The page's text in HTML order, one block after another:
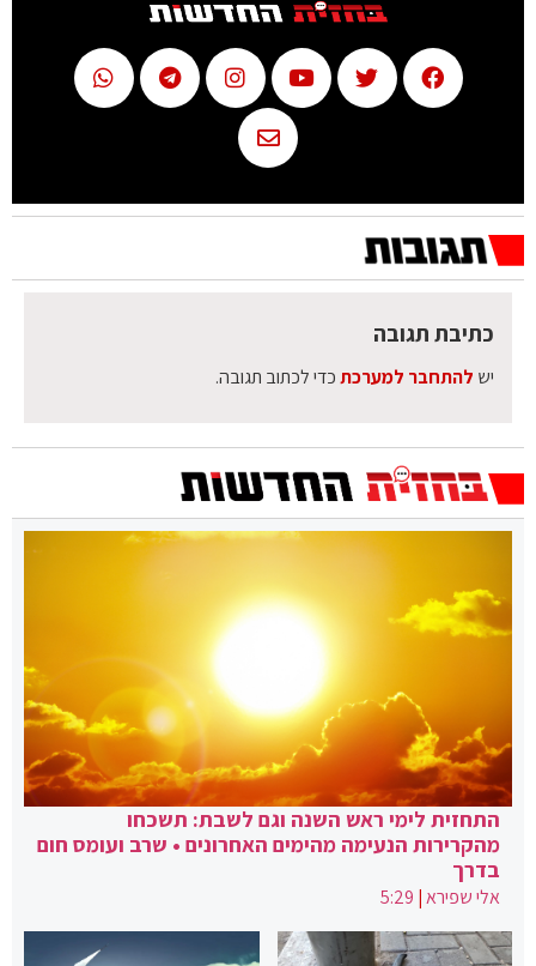
כתיבת תגובה
יש להתחבר למערכתכדי לכתוב תגובה.
התחזית לימי ראש השנה וגם לשבת: תשכחו
מהקרירות הנעימה מהימים האחרונים • שרב ועומס חום
בדרך
אלי שפירא|
5:29